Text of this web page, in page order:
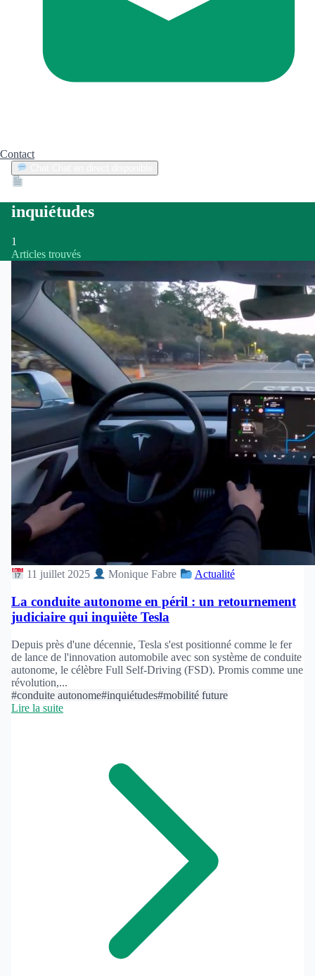
Contact
inquiétudes
1
Articles trouvés
11 juillet 2025 Monique Fabre Actualité
La conduite autonome en péril : un retournement
judiciaire qui inquiète Tesla
Depuis près d'une décennie, Tesla s'est positionné comme le fer
de lance de l'innovation automobile avec son système de conduite
autonome, le célèbre Full Self-Driving (FSD). Promis comme une
révolution,...
#conduite autonome#inquiétudes#mobilité future
Lire la suite